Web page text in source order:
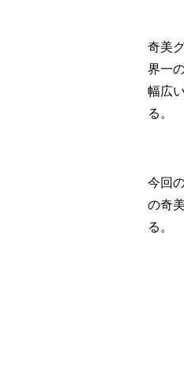
奇美
界一
幅広
る。
今回
の奇
る。